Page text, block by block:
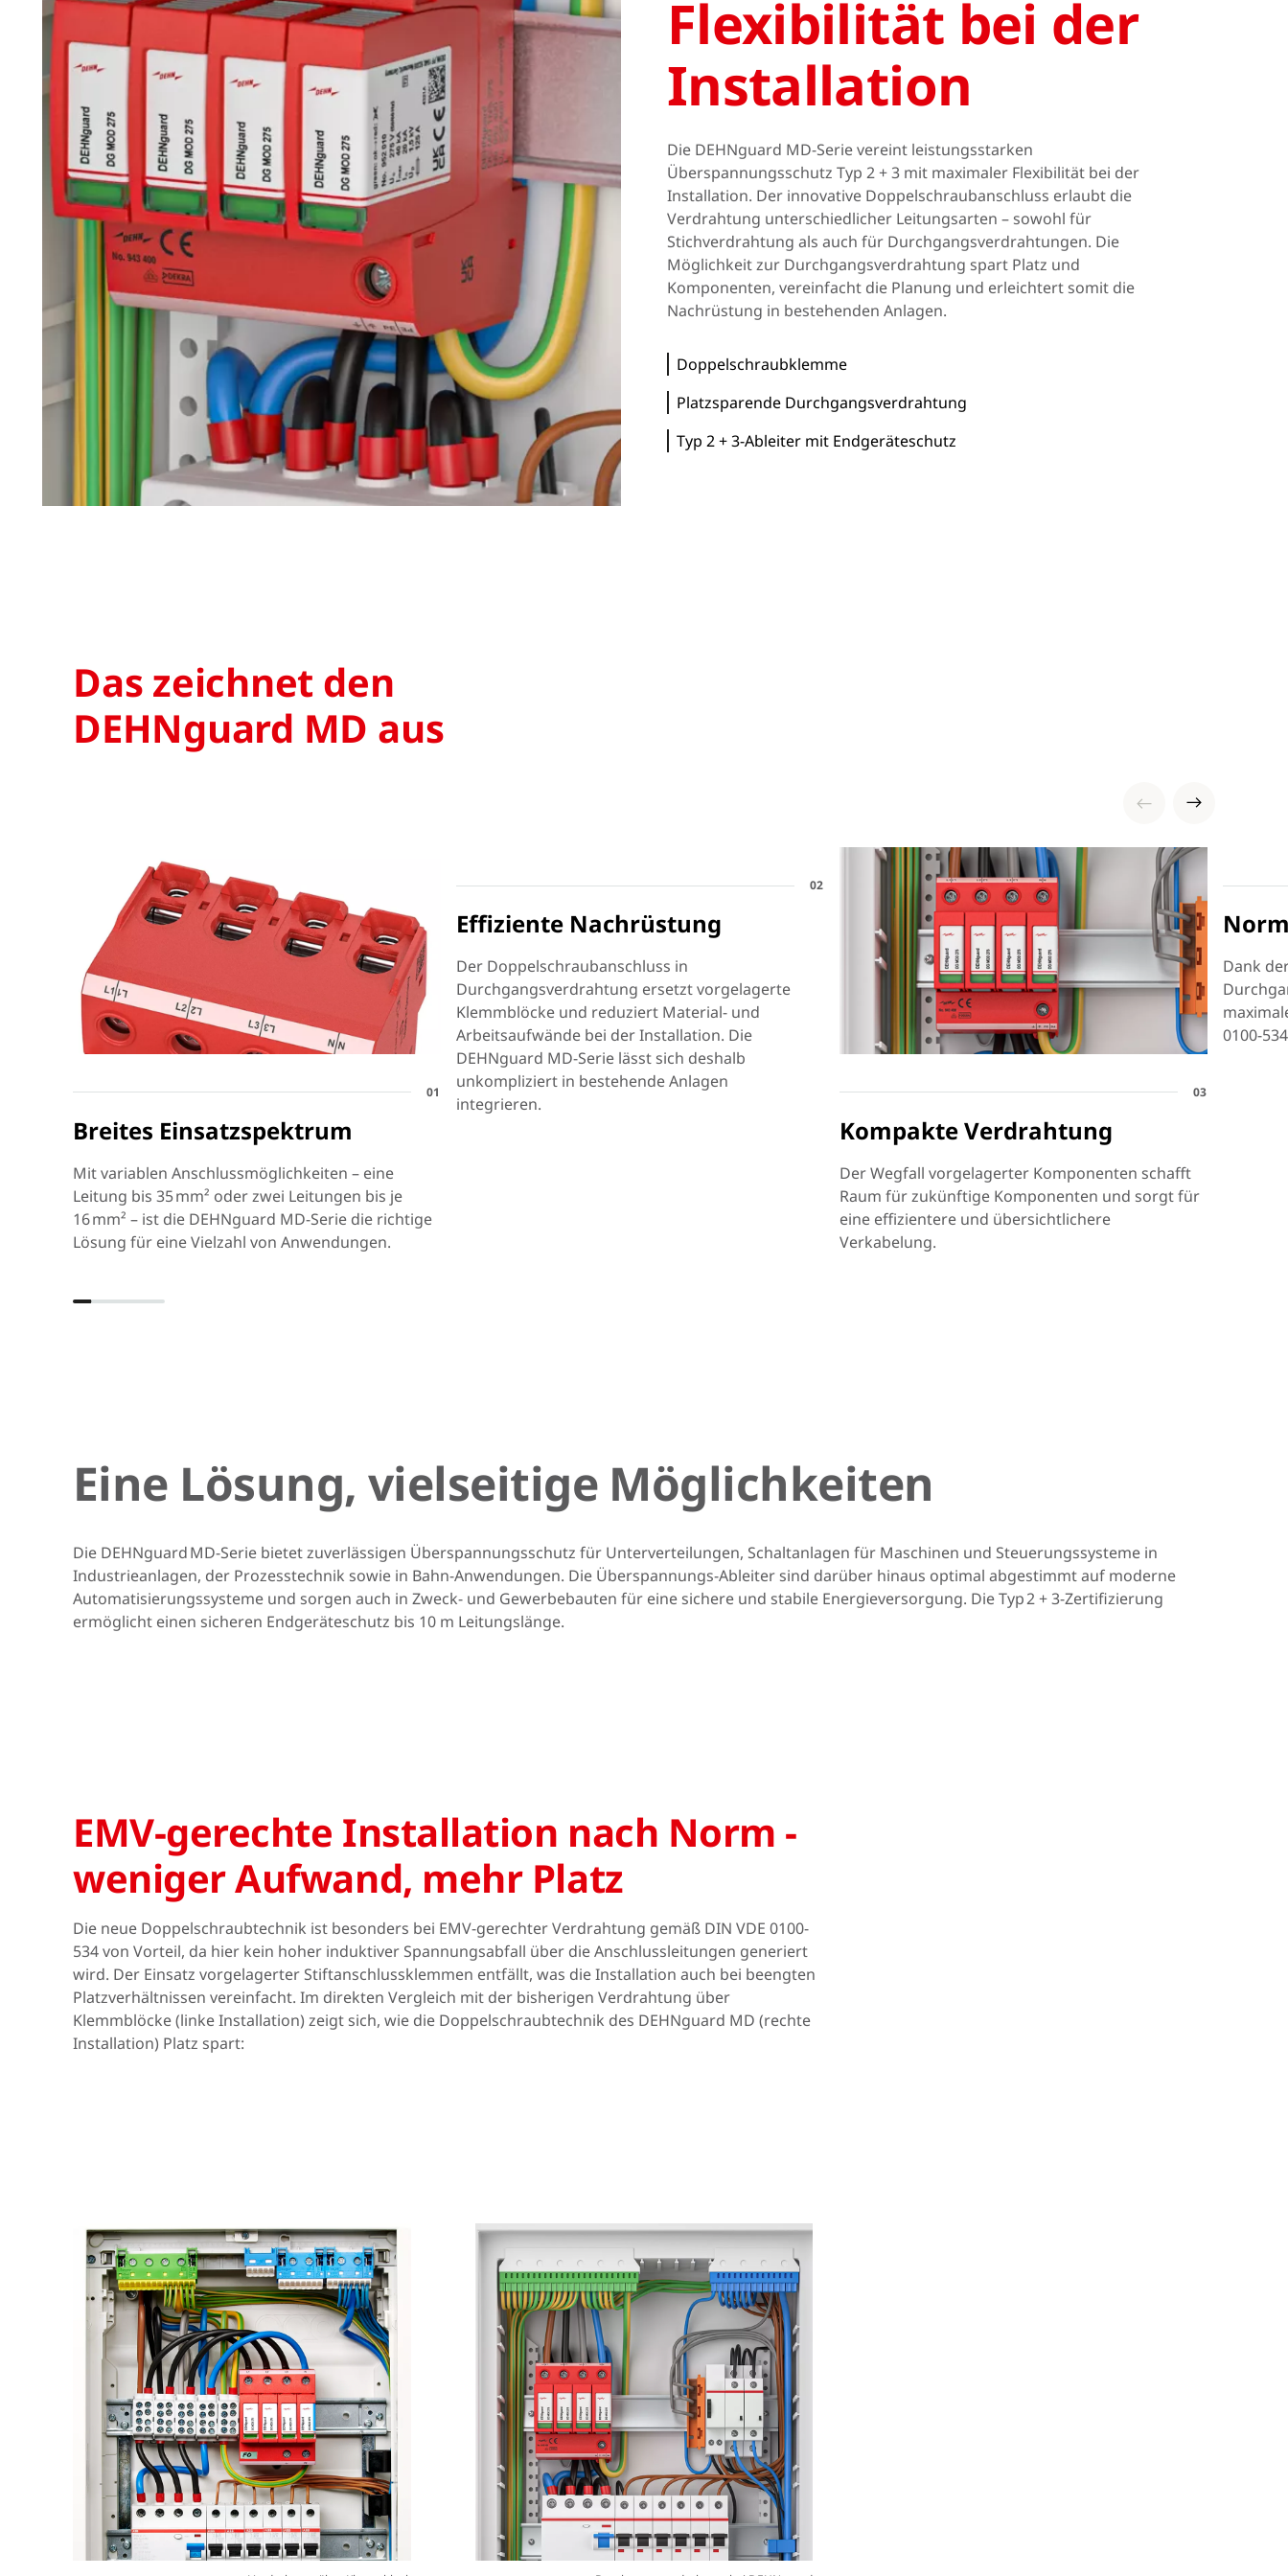
Afrika & Mittlerer
Osten
Norway
Polen
Portugal
Spanien
Schweden
Türkei
Flexibilität bei der
Installation
Die DEHNguard MD-Serie vereint leistungsstarken
Überspannungsschutz Typ 2 + 3 mit maximaler Flexibilität bei der
Installation. Der innovative Doppelschraubanschluss erlaubt die
Verdrahtung unterschiedlicher Leitungsarten – sowohl für
Stichverdrahtung als auch für Durchgangsverdrahtungen. Die
Möglichkeit zur Durchgangsverdrahtung spart Platz und
Komponenten, vereinfacht die Planung und erleichtert somit die
Nachrüstung in bestehenden Anlagen.
Doppelschraubklemme
Platzsparende Durchgangsverdrahtung
Typ 2 + 3-Ableiter mit Endgeräteschutz
Das zeichnet den
DEHNguard MD aus
01
Breites Einsatzspektrum
Mit variablen Anschlussmöglichkeiten – eine
Leitung bis 35 mm² oder zwei Leitungen bis je
16 mm² – ist die DEHNguard MD-Serie die richtige
Lösung für eine Vielzahl von Anwendungen.
02
Effiziente Nachrüstung
Der Doppelschraubanschluss in
Durchgangsverdrahtung ersetzt vorgelagerte
Klemmblöcke und reduziert Material- und
Arbeitsaufwände bei der Installation. Die
DEHNguard MD-Serie lässt sich deshalb
unkompliziert in bestehende Anlagen
integrieren.
03
Kompakte Verdrahtung
Der Wegfall vorgelagerter Komponenten schafft
Raum für zukünftige Komponenten und sorgt für
eine effizientere und übersichtlichere
Verkabelung.
Dank
0100-
Eine Lösung, vielseitige Möglichkeiten
Die DEHNguard MD-Serie bietet zuverlässigen Überspannungsschutz für Unterverteilungen, Schaltanlagen für Maschinen und Steuerungssysteme in
Industrieanlagen, der Prozesstechnik sowie in Bahn-Anwendungen. Die Überspannungs-Ableiter sind darüber hinaus optimal abgestimmt auf moderne
Automatisierungssysteme und sorgen auch in Zweck- und Gewerbebauten für eine sichere und stabile Energieversorgung. Die Typ 2 + 3-Zertifizierung
ermöglicht einen sicheren Endgeräteschutz bis 10 m Leitungslänge.
EMV-gerechte Installation nach Norm -
weniger Aufwand, mehr Platz
Die neue Doppelschraubtechnik ist besonders bei EMV-gerechter Verdrahtung gemäß DIN VDE 0100-
534 von Vorteil, da hier kein hoher induktiver Spannungsabfall über die Anschlussleitungen generiert
wird. Der Einsatz vorgelagerter Stiftanschlussklemmen entfällt, was die Installation auch bei beengten
Platzverhältnissen vereinfacht. Im direkten Vergleich mit der bisherigen Verdrahtung über
Klemmblöcke (linke Installation) zeigt sich, wie die Doppelschraubtechnik des DEHNguard MD (rechte
Installation) Platz spart: